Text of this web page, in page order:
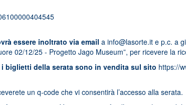
essere inoltrato via email a info@lasorte.ite p.c. a
02/12/25 - Progetto Jago Museum”, per ricevere la
biglietti della serata sono in vendita sul sito https://
un q-code che vi consentirà l’accesso alla serata.